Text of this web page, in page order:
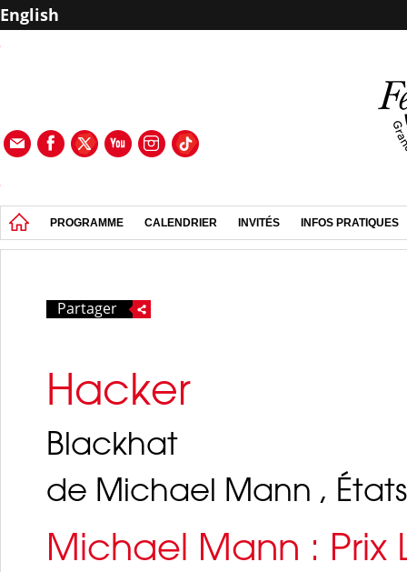
English
PROGRAMME CALENDRIER INVITÉS INFOS PRATIQUES
Partager
Hacker
Blackhat
de Michael Mann ,
Michael Mann : Prix